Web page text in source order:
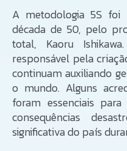
A metodologia 5S foi
década de 50, pelo
total, Kaoru
responsável pela
continuam auxiliando
o mundo. Alguns
foram essenciais
consequências
significativa do país